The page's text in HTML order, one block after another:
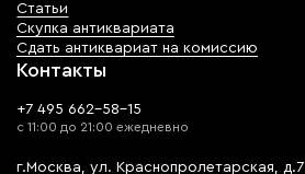
Статьи
Скупка антиквариата
Сдать антиквариат на комиссию
Контакты
+7 495 662-58-15
с 11:00 до 21:00 ежедневно
г.Москва, ул. Краснопролетарская, д.7